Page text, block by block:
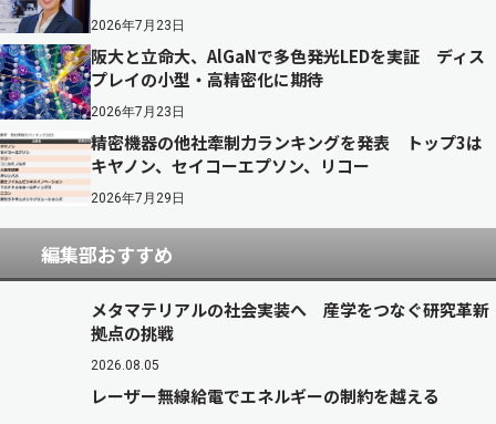
2026年7月23日
阪大と立命大、AlGaNで多色発光LEDを実証 ディス
プレイの小型・高精密化に期待
2026年7月23日
精密機器の他社牽制力ランキングを発表 トップ3は
キヤノン、セイコーエプソン、リコー
2026年7月29日
編集部おすすめ
メタマテリアルの社会実装へ 産学をつなぐ研究革新
拠点の挑戦
2026.08.05
レーザー無線給電でエネルギーの制約を越える